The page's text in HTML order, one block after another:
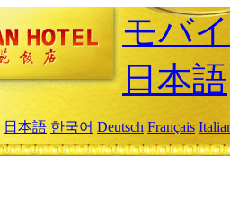
モバ
日本語
日本語 한국어 Deutsch Français